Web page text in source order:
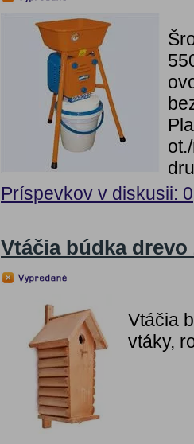
Príspevkov v diskusii: 0
Vtáčia búdka drevo
Vtáčia
vtáky,